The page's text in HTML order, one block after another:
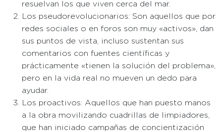
resuelvan los que viven cerca del mar.
Los pseudorevolucionarios: Son aquellos que por
redes sociales o en foros son muy «activos», dan
sus puntos de vista, incluso sustentan sus
comentarios con fuentes científicas y
prácticamente «tienen la solución del problema»,
pero en la vida real no mueven un dedo para
ayudar.
Los proactivos: Aquellos que han puesto manos
a la obra movilizando cuadrillas de limpiadores,
que han iniciado campañas de concientización